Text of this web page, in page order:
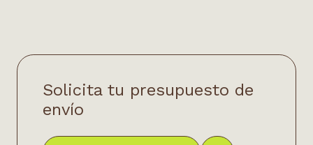
Solicita tu presupuesto de
envío